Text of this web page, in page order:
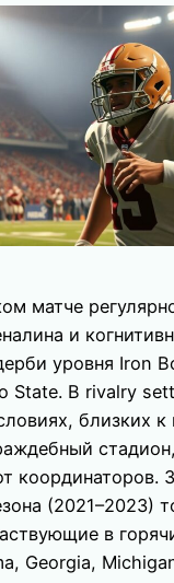
матче
и
уровня Iron
State. В rivalry
близких
координаторов.
(2021–2023)
в
Georgia,